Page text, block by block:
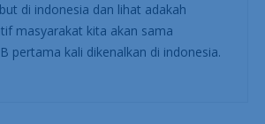
di indonesia dan lihat adakah
masyarakat kita akan sama
pertama kali dikenalkan di indonesia.